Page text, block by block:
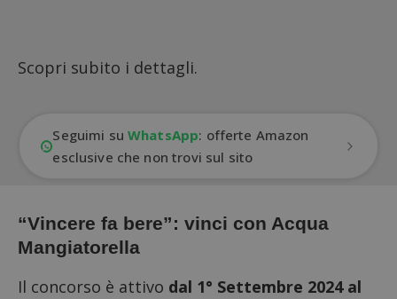
Scopri subito i dettagli.
Seguimi suWhatsApp: offerte Amazon
esclusive che non trovi sul sito
“Vincere fa bere”: vinci con Acqua
Mangiatorella
Il concorso è attivo dal 1° Settembre 2024 al